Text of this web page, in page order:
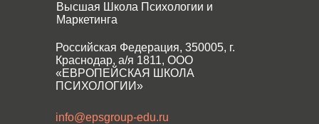
info@epsgroup-edu.ru
Высшая Школа Психологии и
Маркетинга
Российская Федерация, 350005, г.
Краснодар, а/я 1811, ООО
«ЕВРОПЕЙСКАЯ ШКОЛА
ПСИХОЛОГИИ»